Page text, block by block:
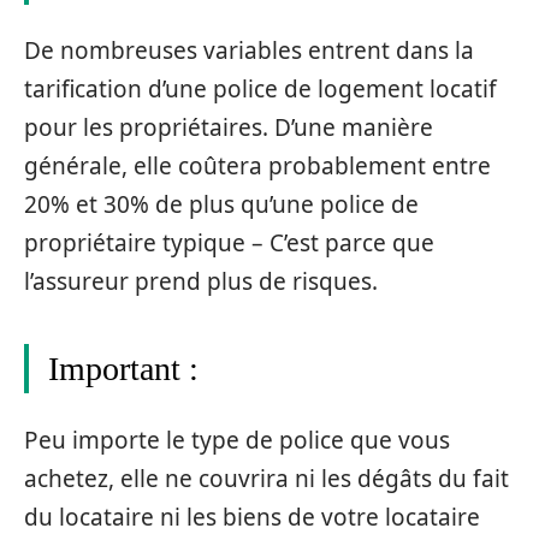
De nombreuses variables entrent dans la
tarification d’une police de logement locatif
pour les propriétaires. D’une manière
générale, elle coûtera probablement entre
20% et 30% de plus qu’une police de
propriétaire typique – C’est parce que
l’assureur prend plus de risques.
Important :
Peu importe le type de police que vous
achetez, elle ne couvrira ni les dégâts du fait
du locataire ni les biens de votre locataire